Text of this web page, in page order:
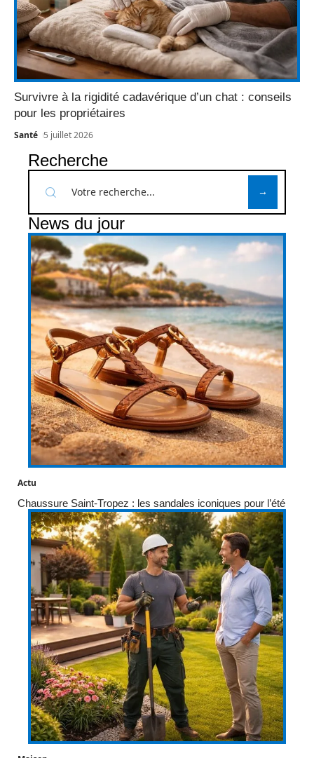
Survivre à la rigidité cadavérique d’un chat : conseils
pour les propriétaires
Santé 5 juillet 2026
Recherche
News du jour
Actu
Chaussure Saint-Tropez : les sandales iconiques pour l’été